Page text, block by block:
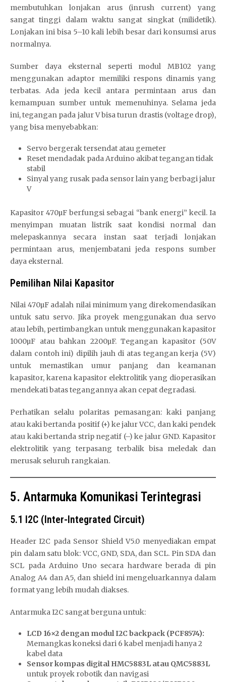
membutuhkan lonjakan arus (inrush current) yang
sangat tinggi dalam waktu sangat singkat (milidetik).
Lonjakan ini bisa 5–10 kali lebih besar dari konsumsi arus
normalnya.
Sumber daya eksternal seperti modul MB102 yang
menggunakan adaptor memiliki respons dinamis yang
terbatas. Ada jeda kecil antara permintaan arus dan
kemampuan sumber untuk memenuhinya. Selama jeda
ini, tegangan pada jalur V bisa turun drastis (voltage drop),
yang bisa menyebabkan:
Servo bergerak tersendat atau gemeter
Reset mendadak pada Arduino akibat tegangan tidak
stabil
Sinyal yang rusak pada sensor lain yang berbagi jalur
V
Kapasitor 470µF berfungsi sebagai “bank energi” kecil. Ia
menyimpan muatan listrik saat kondisi normal dan
melepaskannya secara instan saat terjadi lonjakan
permintaan arus, menjembatani jeda respons sumber
daya eksternal.
Pemilihan Nilai Kapasitor
Nilai 470µF adalah nilai minimum yang direkomendasikan
untuk satu servo. Jika proyek menggunakan dua servo
atau lebih, pertimbangkan untuk menggunakan kapasitor
1000µF atau bahkan 2200µF. Tegangan kapasitor (50V
dalam contoh ini) dipilih jauh di atas tegangan kerja (5V)
untuk memastikan umur panjang dan keamanan
kapasitor, karena kapasitor elektrolitik yang dioperasikan
mendekati batas tegangannya akan cepat degradasi.
Perhatikan selalu polaritas pemasangan: kaki panjang
atau kaki bertanda positif (+) ke jalur VCC, dan kaki pendek
atau kaki bertanda strip negatif (–) ke jalur GND. Kapasitor
elektrolitik yang terpasang terbalik bisa meledak dan
merusak seluruh rangkaian.
5. Antarmuka Komunikasi Terintegrasi
5.1 I2C (Inter-Integrated Circuit)
Header I2C pada Sensor Shield V5.0 menyediakan empat
pin dalam satu blok: VCC, GND, SDA, dan SCL. Pin SDA dan
SCL pada Arduino Uno secara hardware berada di pin
Analog A4 dan A5, dan shield ini mengeluarkannya dalam
format yang lebih mudah diakses.
Antarmuka I2C sangat berguna untuk:
LCD 16×2 dengan modul I2C backpack (PCF8574):
Memangkas koneksi dari 6 kabel menjadi hanya 2
kabel data
Sensor kompas digital HMC5883L atau QMC5883L
untuk proyek robotik dan navigasi